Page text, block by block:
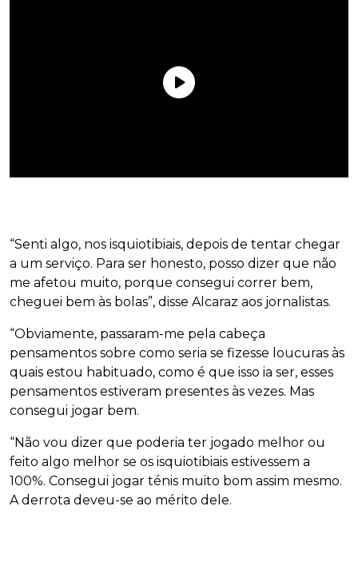
“Senti algo, nos isquiotibiais, depois de tentar chegar
a um serviço. Para ser honesto, posso dizer que não
me afetou muito, porque consegui correr bem,
cheguei bem às bolas”, disse Alcaraz aos jornalistas.
“Obviamente, passaram-me pela cabeça
pensamentos sobre como seria se fizesse loucuras às
quais estou habituado, como é que isso ia ser, esses
pensamentos estiveram presentes às vezes. Mas
consegui jogar bem.
“Não vou dizer que poderia ter jogado melhor ou
feito algo melhor se os isquiotibiais estivessem a
100%. Consegui jogar ténis muito bom assim mesmo.
A derrota deveu-se ao mérito dele.